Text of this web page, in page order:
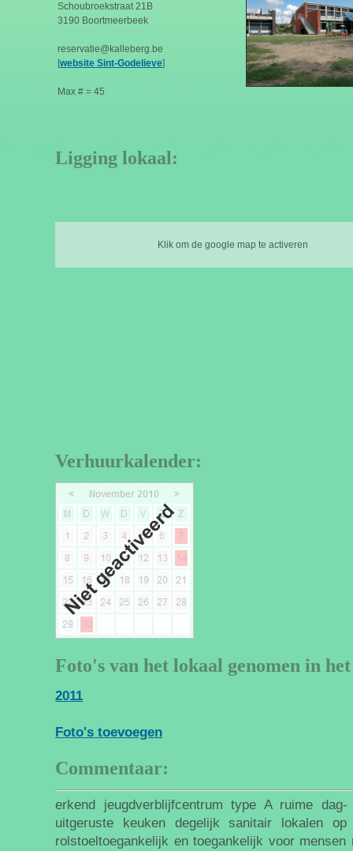
Schoubroekstraat 21B
3190 Boortmeerbeek
reservatie@kalleberg.be
[website Sint-Godelieve]
Max # = 45
Ligging lokaal:
Klik om de google map te activeren
Verhuurkalender:
Foto's van het lokaal genomen in
2011
Foto's toevoegen
Commentaar:
erkend jeugdverblijfcentrum type A ruime
uitgeruste keuken degelijk sanitair lokalen
rolstoeltoegankelijk en toegankelijk voor